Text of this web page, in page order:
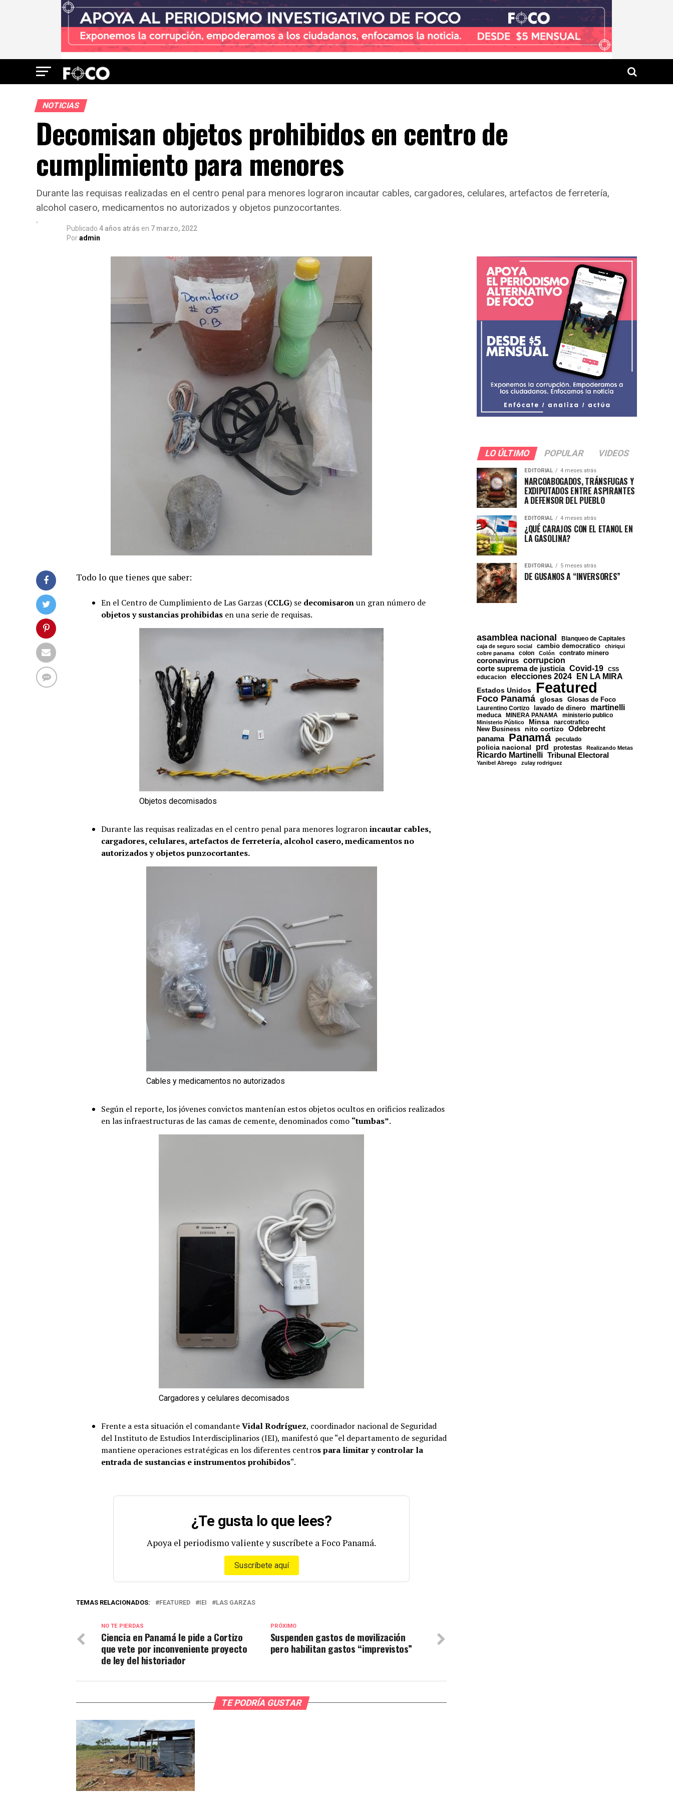
NOTICIAS
Decomisan objetos prohibidos en centro de
cumplimiento para menores
Durante las requisas realizadas en el centro penal para menores lograron incautar cables, cargadores, celulares, artefactos de ferretería,
alcohol casero, medicamentos no autorizados y objetos punzocortantes.
Publicado 4 años atrás en 7 marzo, 2022
Poradmin
Todo lo que tienes que saber:
En el Centro de Cumplimiento de Las Garzas (CCLG) se decomisaronun gran número de
objetos y sustancias prohibidas en una serie de requisas.
Objetos decomisados
Durante las requisas realizadas en el centro penal para menores lograronincautar cables,
cargadores, celulares, artefactos de ferretería, alcohol casero, medicamentos no
autorizados y objetos punzocortantes.
Cables y medicamentos no autorizados
Según el reporte, los jóvenes convictos mantenían estos objetos ocultos en orificios realizados
en las infraestructuras de las camas de cemente, denominados como “tumbas”.
Cargadores y celulares decomisados
Frente a esta situación el comandanteVidal Rodríguez, coordinador nacional de Seguridad
del Instituto de Estudios Interdisciplinarios (IEI), manifestó que “el departamento de seguridad
mantiene operaciones estratégicas en los diferentes centros para limitar y controlar la
entrada de sustancias e instrumentos prohibidos“.
¿Te gusta lo que lees?
Apoya el periodismo valiente y suscríbete a Foco Panamá.
Suscríbete aquí
TEMAS RELACIONADOS: FEATURED IEI LAS GARZAS
PRÓXIMO
Suspenden gastos de movilización
pero habilitan gastos “imprevistos”
NO TE PIERDAS
Ciencia en Panamá le pide a Cortizo
que vete por inconveniente proyecto
de ley del historiador
TE PODRÍA GUSTAR
LO ÚLTIMO POPULAR VIDEOS
EDITORIAL 4 meses atrás
NARCOABOGADOS, TRÁNSFUGAS Y
EXDIPUTADOS ENTRE ASPIRANTES
A DEFENSOR DEL PUEBLO
EDITORIAL 4 meses atrás
¿QUÉ CARAJOS CON EL ETANOL EN
LA GASOLINA?
EDITORIAL 5 meses atrás
DE GUSANOS A “INVERSORES”
asamblea nacional Blanqueo de Capitales
caja de seguro social cambio democratico
chiriqui
cobre panama
colon Colón contrato minero
coronavirus corrupcion
corte suprema de justicia Covid-19 CSS
educacion elecciones 2024 EN LA MIRA
Estados Unidos Featured
Foco Panamá glosas Glosas de Foco
Laurentino Cortizo lavado de dinero martinelli
meduca MINERA PANAMA ministerio publico
Ministerio Público Minsa
narcotrafico
New Business
nito cortizo Odebrecht
panama Panamá peculado
policia nacional prd protestas Realizando Metas
Ricardo Martinelli Tribunal Electoral
Yanibel Abrego zulay rodriguez